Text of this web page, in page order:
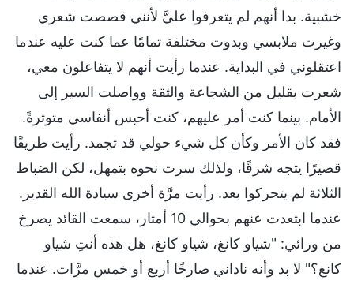
خشبية. بدا أنهم لم يتعرفوا عليَّ لأنني قصصت شعري
وغيرت ملابسي وبدوت مختلفة تمامًا عما كنت عليه عندما
اعتقلوني في البداية. عندما رأيت أنهم لا يتفاعلون معي،
شعرت بقليل من الشجاعة والثقة وواصلت السير إلى
الأمام. بينما كنت أمر عليهم، كنت أحبس أنفاسي متوترةً.
فقد كان الأمر وكأن كل شيء حولي قد تجمد. رأيت طريقًا
قصيرًا يتجه شرقًا، ولذلك سرت نحوه بتمهل، لكن الضباط
الثلاثة لم يتحركوا بعد. رأيت مرَّة أخرى سيادة الله القدير.
عندما ابتعدت عنهم بحوالي 10 أمتار، سمعت القائد يصرخ
من ورائي: "شياو كانغ، شياو كانغ، هل هذه أنتِ شياو
كانغ؟" لا بد وأنه ناداني صارخًا أربع أو خمس مرَّات. عندما